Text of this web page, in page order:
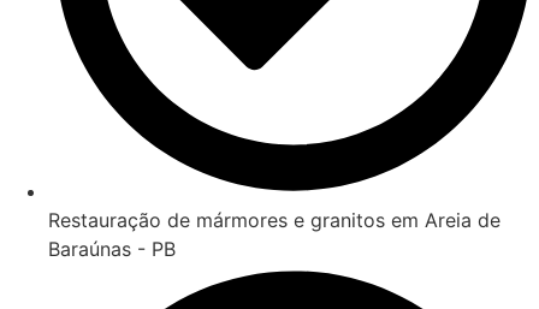
Restauração de mármores e granitos em Areia de
Baraúnas - PB